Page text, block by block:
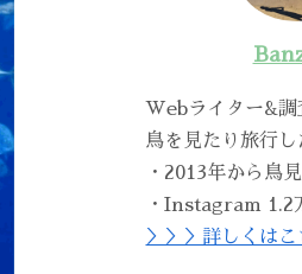
Webライター&調
鳥を見たり旅行し
・2013年から鳥
・Instagram 1.2
＞＞＞詳しくはこ